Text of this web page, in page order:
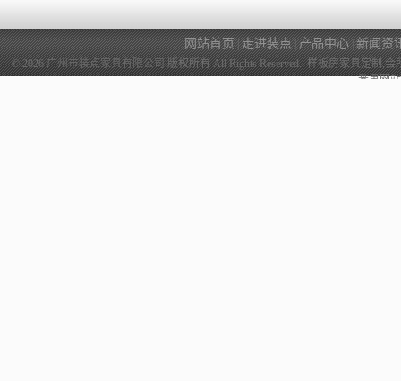
网站首页|走进装点|产品中心|新闻资
© 2026广州市装点家具有限公司版权所有 All Rights Reserved. 样板房家具定制,
番禺网